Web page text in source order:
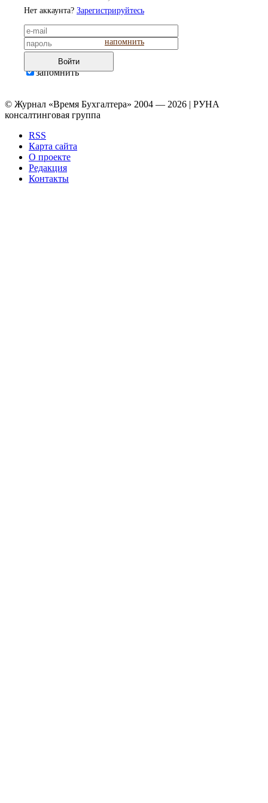
Нет аккаунта? Зарегистрируйтесь
напомнить
Войти
запомнить
© Журнал «Время Бухгалтера» 2004 — 2026 | РУНА
консалтинговая группа
RSS
Карта сайта
О проекте
Редакция
Контакты